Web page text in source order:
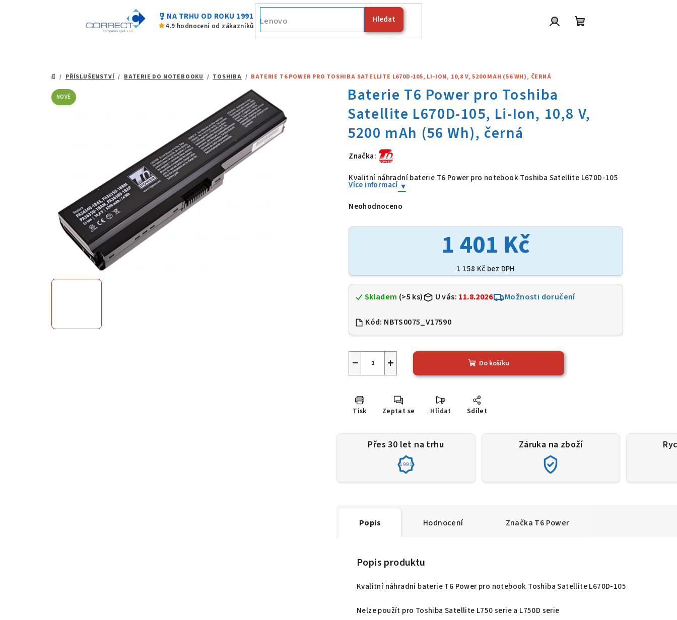
military_tech NA TRHU OD ROKU 1991
star4.9 hodnocení od zákazníků
Hledat
Fujitsu
DOMŮ
/ PŘÍSLUŠENSTVÍ / BATERIE DO NOTEBOOKU / TOSHIBA / BATERIE T6 POWER PRO TOSHIBA SATELLITE L670D-105, LI-ION, 10,8 V, 5200 MAH (56 WH), ČERNÁ
Značka:
Baterie T6 Power pro Toshiba Satellite
Kvalitní náhradní baterie T6 Power pro notebook Toshiba Satellite L670D-105
Více informací
Průměrné
produktu
je
Neohodnoceno
1 401 Kč
1 158 Kč bez DPH
Skladem (>5 ks) U vás: 11.8.2026 Možnosti doručení
Kód: NBTS0075_V17590
+
− Do košíku
Tisk Zeptat se Hlídat Sdílet
NOVÉ
Přes 30 let na trhu
1991
Záruka na zboží
Popis Hodnocení Značka T6 Power
Popis produktu
Kvalitní náhradní baterie T6 Power pro notebook Toshiba Satellite L670D-105
Nelze použít pro Toshiba Satellite L750 serie a L750D serie
hvězdiček.